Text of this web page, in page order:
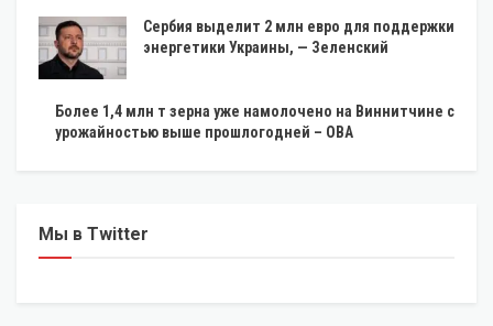
Сербия выделит 2 млн евро для поддержки
энергетики Украины, — Зеленский
Более 1,4 млн т зерна уже намолочено на Виннитчине с
урожайностью выше прошлогодней – ОВА
Мы в Twitter